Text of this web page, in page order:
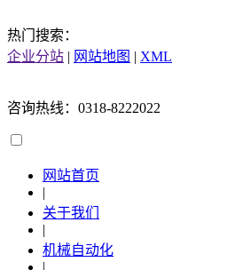
热门搜索：
企业分站 | 网站地图 | XML
咨询热线：0318-8222022
网站首页
|
关于我们
|
机械自动化
|